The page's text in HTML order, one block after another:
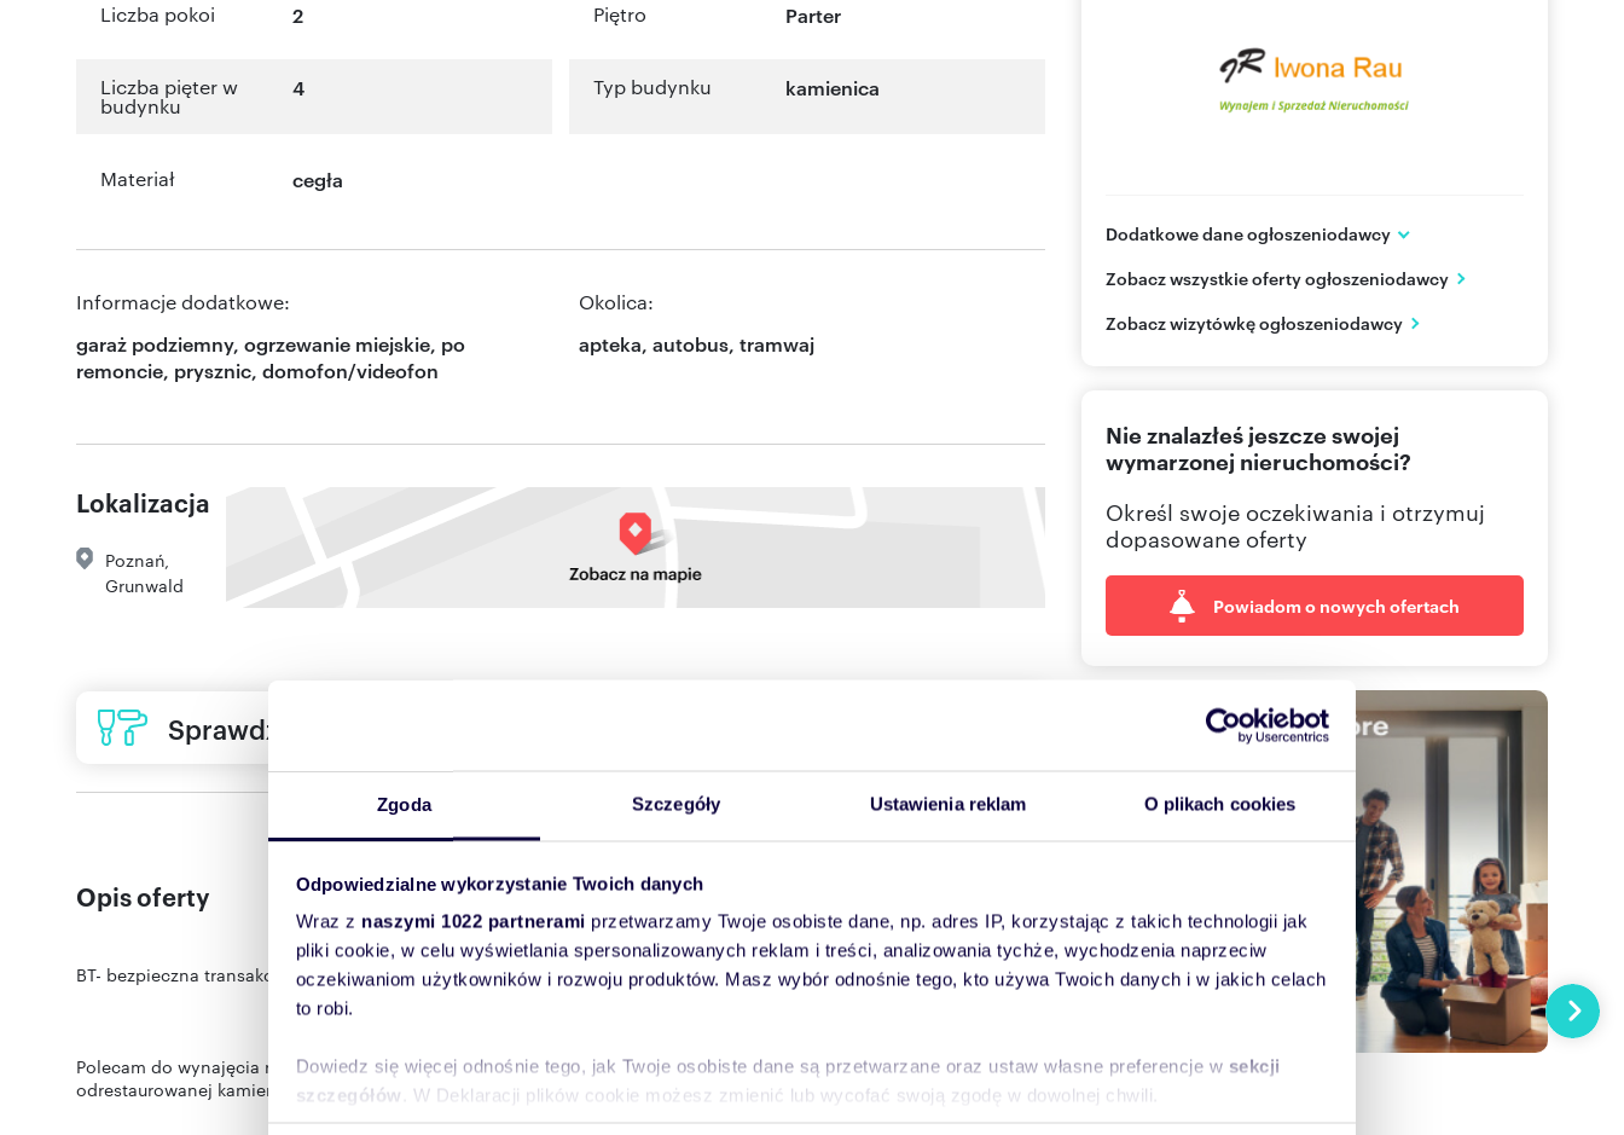
Zgoda Szczegóły Ustawienia reklam O plikach cookies
Odpowiedzialne wykorzystanie Twoich danych
Wraz z naszymi 1022 partnerami przetwarzamy Twoje osobiste dane, np. adres IP, korzystając z takich technologii jak
pliki cookie, w celu wyświetlania spersonalizowanych reklam i treści, analizowania tychże, wychodzenia naprzeciw
oczekiwaniom użytkowników i rozwoju produktów. Masz wybór odnośnie tego, kto używa Twoich danych i w jakich celach
to robi.
Dowiedz się więcej odnośnie tego, jak Twoje osobiste dane są przetwarzane oraz ustaw własne preferencje w sekcji
szczegółów . W Deklaracji plików cookie możesz zmienić lub wycofać swoją zgodę w dowolnej chwili.
Liczba pokoi 2 Piętro Parter
Liczba pięter w
budynku
4 Typ budynku kamienica
Materiał cegła
Informacje dodatkowe:
garaż podziemny, ogrzewanie miejskie, po
remoncie, prysznic, domofon/videofon
Okolica:
apteka, autobus, tramwaj
Lokalizacja
Poznań,
Grunwald
Sprawdź ofertę usług remontowych
Opis oferty
BT- bezpieczna transakcja tylko z licencjonowanym pośrednikiem!
Polecam do wynajęcia roczne mieszkanie 2-pokojowe o pow. 39,5 m2, położone na wysokim parterze całkowicie
odrestaurowanej kamienicy na Grunwaldzie, przy ul. Wojskowej.
Dodatkowe dane ogłoszeniodawcy
Komorniki
PL
618 04 Pokaż telefon
Zobacz wszystkie oferty ogłoszeniodawcy
Zobacz wizytówkę ogłoszeniodawcy
Nie znalazłeś jeszcze swojej
wymarzonej nieruchomości?
Określ swoje oczekiwania i otrzymuj
dopasowane oferty
Powiadom o nowych ofertach